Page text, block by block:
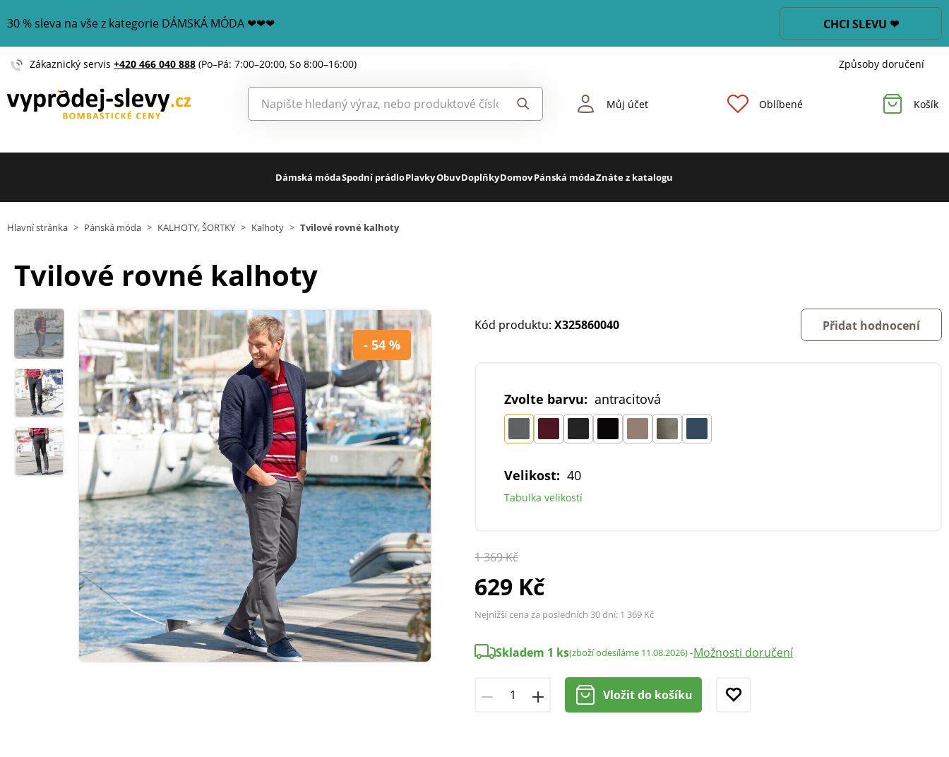
30 % sleva na vše z kategorie DÁMSKÁ MÓDA ❤❤❤ CHCI SLEVU ❤
Zákaznický servis +420 466 040 888 (Po–Pá: 7:00–20:00, So 8:00–16:00) Způsoby doručení
Můj účet Oblíbené Košík
Dámská módaSpodní prádloPlavkyObuvDoplňkyDomovPánská módaZnáte z katalogu
Hlavní stránka > Pánská móda > KALHOTY, ŠORTKY > Kalhoty > Tvilové rovné kalhoty
Tvilové rovné kalhoty
- 54 %
Kód produktu: X325860040 Přidat hodnocení
Zvolte barvu: antracitová
Velikost: 40
Tabulka velikostí
1 369 Kč
629 Kč
Nejnižší cena za posledních 30 dní: 1 369 Kč
Skladem 1 ks(zboží odesíláme 11.08.2026)-Možnosti doručení
Vložit do košíku